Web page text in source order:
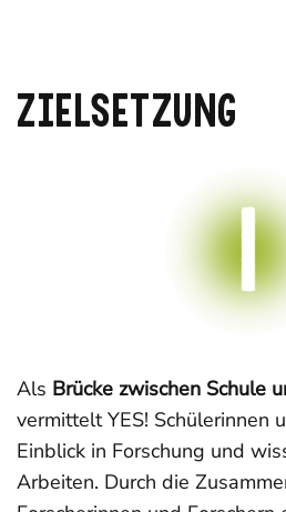
Zielsetzung
Als Brücke zwischen Schule
vermittelt YES! Schülerinnen
Einblick in Forschung und
Arbeiten. Durch die